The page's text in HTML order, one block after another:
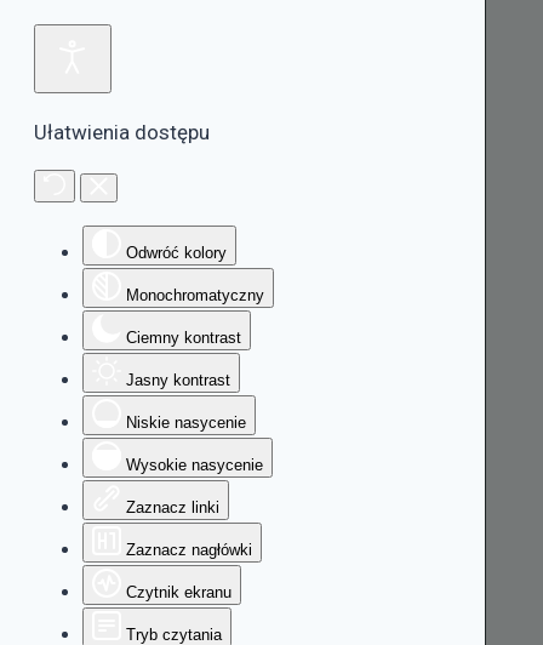
Ułatwienia dostępu
Odwróć kolory
Monochromatyczny
Ciemny kontrast
Jasny kontrast
Niskie nasycenie
Wysokie nasycenie
Zaznacz linki
Zaznacz nagłówki
Czytnik ekranu
Tryb czytania